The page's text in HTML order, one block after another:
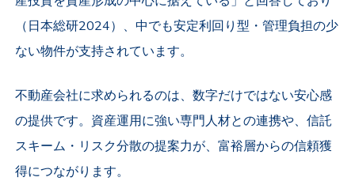
（日本総研2024）、中でも安定利回り型・管理負担の少
ない物件が支持されています。
不動産会社に求められるのは、数字だけではない安心感
の提供です。資産運用に強い専門人材との連携や、信託
スキーム・リスク分散の提案力が、富裕層からの信頼獲
得につながります。